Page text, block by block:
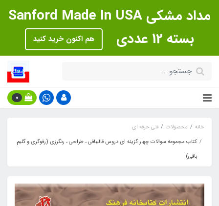
مداد مشکی Sanford Made In USA
بسته 12 عددی
هم اکنون خرید کنید
0
خانه محصولات
فنی حرفه ای
کتاب مجموعه سوالات چهار گزینه ای دروس قالیبافی ، طراحی ، رنگرزی (رفوگری و گلیم
بافی)